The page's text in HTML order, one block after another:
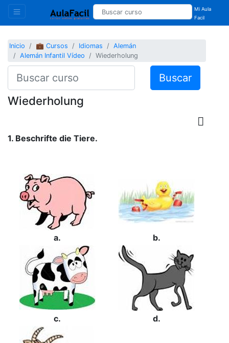
Mi Aula
Facil
Inicio 💼 Cursos Idiomas
Alemán
Alemán Infantil Vídeo
Wiederholung
Buscar
Wiederholung
1. Beschrifte die Tiere.
a. b.
c. d.